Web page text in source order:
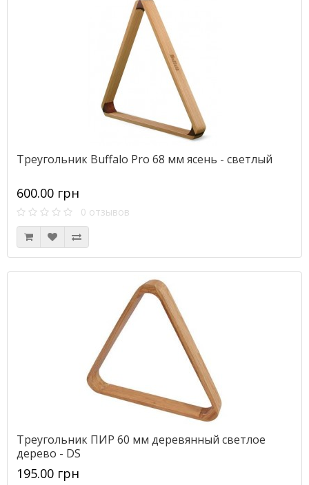
Треугольник Buffalo Pro 68 мм ясень - светлый
600.00 грн
0 отзывов
Треугольник ПИР 60 мм деревянный светлое
дерево - DS
195.00 грн